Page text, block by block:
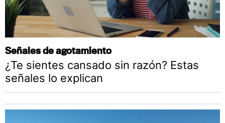
Señales de agotamiento
¿Te sientes cansado sin razón? Estas
señales lo explican